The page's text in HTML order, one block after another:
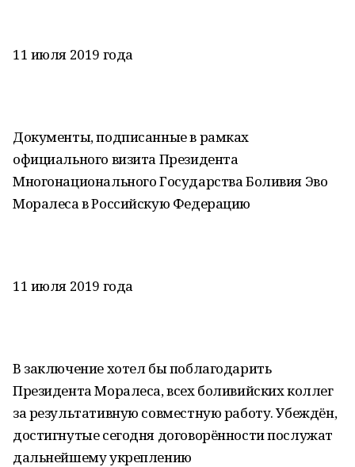
11 июля 2019 года
Документы, подписанные в рамках
официального визита Президента
Многонационального Государства Боливия Эво
Моралеса в Российскую Федерацию
11 июля 2019 года
В заключение хотел бы поблагодарить
Президента Моралеса, всех боливийских коллег
за результативную совместную работу. Убеждён,
достигнутые сегодня договорённости послужат
дальнейшему укреплению